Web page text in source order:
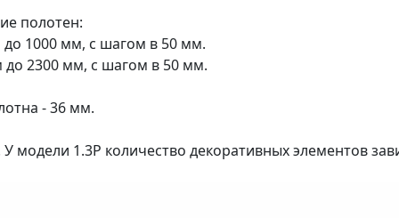
полотен:
1000 мм, с шагом в 50 мм.
до 2300 мм, с шагом в 50 мм.
- 36 мм.
модели 1.3P количество декоративных элементов